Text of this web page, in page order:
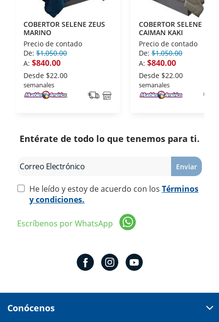
COBERTOR SELENE ZEUS
MARINO
Precio de contado
De: $1,050.00
A: $840.00
Desde $22.00
semanales
COBERTOR SELENE
CAIMAN KAKI
Precio de contado
De: $1,050.00
A: $840.00
Desde $22.00
semanales
Entérate de todo lo que tenemos para ti.
Enviar
He leído y estoy de acuerdo con los Términos
y condiciones.
Escríbenos por WhatsApp
Conócenos